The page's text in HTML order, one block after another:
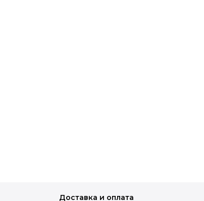
Доставка и оплата